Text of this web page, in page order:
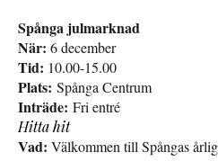
Spånga julmarknad
När: 6 december
Tid: 10.00-15.00
Plats: Spånga Centrum
Inträde: Fri entré
Hitta hit
Vad: Välkommen till Spångas